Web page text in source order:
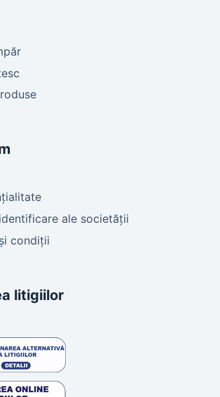
ale societății
condiții
litigiilor